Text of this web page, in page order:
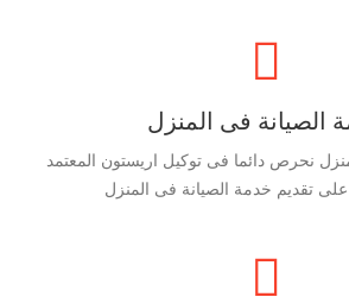
الصيانة فى المنزل
نحرص دائما فى توكيل اريستون المعتمد
تقديم خدمة الصيانة فى المنزل